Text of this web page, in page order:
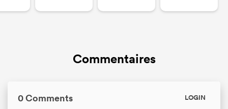
Commentaires
0 Comments LOGIN